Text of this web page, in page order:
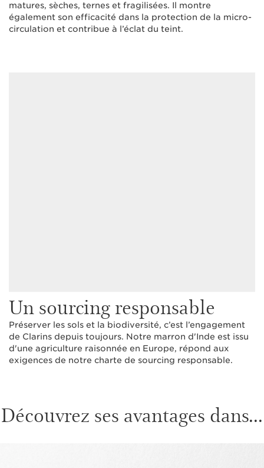
matures, sèches, ternes et fragilisées. Il montre
également son efficacité dans la protection de la micro-
circulation et contribue à l’éclat du teint.
Un sourcing responsable
Préserver les sols et la biodiversité, c’est l’engagement
de Clarins depuis toujours. Notre marron d'Inde est issu
d'une agriculture raisonnée en Europe, répond aux
exigences de notre charte de sourcing responsable.
Découvrez ses avantages dans...